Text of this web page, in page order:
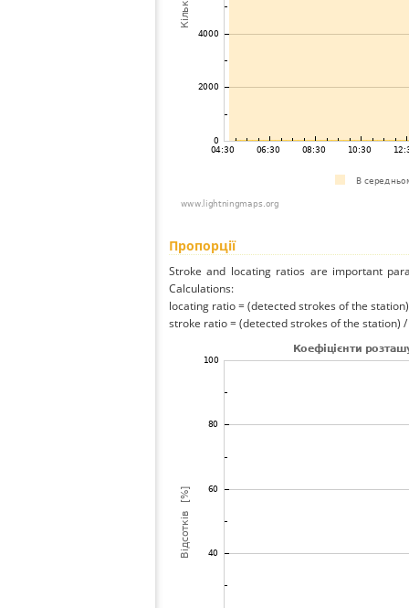
Пропорції
Stroke and locating ratios are important
Calculations:
locating ratio = (detected strokes of the
stroke ratio = (detected strokes of the station)